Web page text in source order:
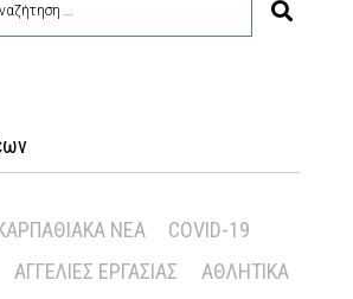
ΝΈΑ
COVID-19
ΑΓΓΕΛΊΕΣ ΕΡΓΑΣΊΑΣ
ΑΘΛΗΤΙΚΆ